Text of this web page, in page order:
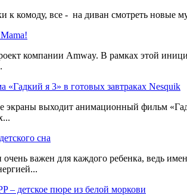
к комоду, все - на диван смотреть новые
компании Amway. В рамках этой
я 3» в готовых завтраках Nesquik
экраны выходит анимационный фильм
сна
важен для каждого ребенка, ведь
– детское пюре из белой моркови